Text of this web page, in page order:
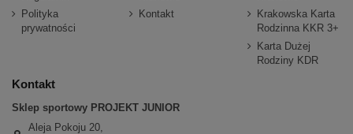
Polityka
prywatności
Kontakt
Krakowska Karta
Rodzinna KKR 3+
Karta Dużej
Rodziny KDR
Kontakt
Sklep sportowy PROJEKT JUNIOR
Aleja Pokoju 20,